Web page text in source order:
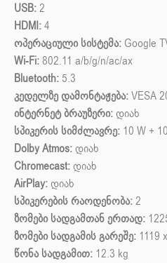
USB:2
HDMI:4
ოპერაციული სისტემა: Google
Wi-Fi:802.11 a/b/g/n/ac/ax
Bluetooth: 5.3
კედელზე დამონტაჟება:VESA
ინტერნეტ ბრაუზერი: დიახ
სპიკერის სიმძლავრე: 10 W +
Dolby Atmos: დიახ
Chromecast: დიახ
AirPlay: დიახ
სპიკერების რაოდენობა:2
ზომები სადგამთან ერთად:
ზომები სადგამის გარეშე: 1119
წონა სადგამით: 12.3 kg